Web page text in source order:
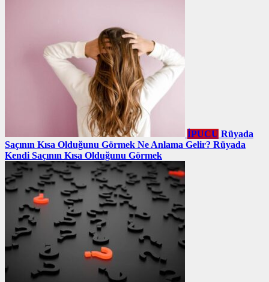
İPUCU Rüyada
Saçının Kısa Olduğunu Görmek Ne Anlama Gelir? Rüyada
Kendi Saçının Kısa Olduğunu Görmek